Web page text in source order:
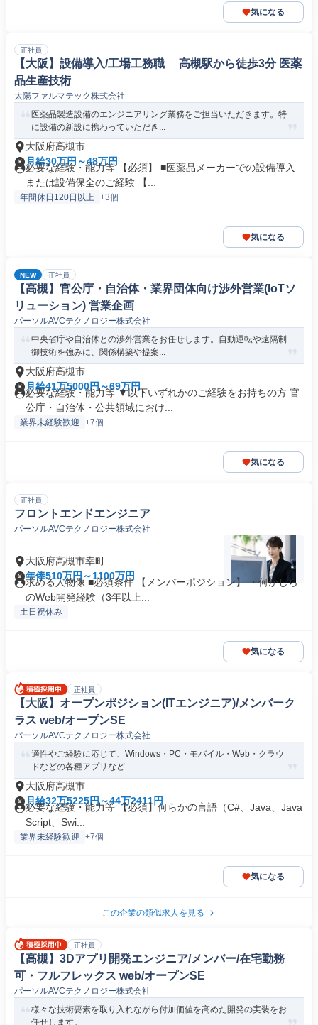
気になる
正社員
【大阪】設備導入/工場工務職 高槻駅から徒歩3分 医薬
品生産技術
太陽ファルマテック株式会社
医薬品製造設備のエンジニアリング業務をご担当いただきます。特
に設備の新設に携わっていただき...
大阪府高槻市
月給30万円～48万円
必要な経験・能力等 【必須】 ■医薬品メーカーでの設備導入
または設備保全のご経験 【...
年間休日120日以上 +3個
気になる
NEW 正社員
【高槻】官公庁・自治体・業界団体向け渉外営業(IoTソ
リューション) 営業企画
パーソルAVCテクノロジー株式会社
中央省庁や自治体との渉外営業をお任せします。自動運転や遠隔制
御技術を強みに、関係構築や提案...
大阪府高槻市
月給41万5000円～69万円
必要な経験・能力等 ▼以下いずれかのご経験をお持ちの方 官
公庁・自治体・公共領域におけ...
業界未経験歓迎 +7個
気になる
正社員
フロントエンドエンジニア
パーソルAVCテクノロジー株式会社
大阪府高槻市幸町
年俸510万円～1100万円
求める人物像 ■必須条件 【メンバーポジション】 ・何かしら
のWeb開発経験（3年以上...
土日祝休み
気になる
正社員
【大阪】オープンポジション(ITエンジニア)/メンバーク
ラス web/オープンSE
パーソルAVCテクノロジー株式会社
適性やご経験に応じて、Windows・PC・モバイル・Web・クラウ
ドなどの各種アプリなど...
大阪府高槻市
月給32万5225円～44万2411円
必要な経験・能力等 【必須】何らかの言語（C#、Java、Java
Script、Swi...
業界未経験歓迎 +7個
気になる
この企業の類似求人を見る
正社員
【高槻】3Dアプリ開発エンジニア/メンバー/在宅勤務
可・フルフレックス web/オープンSE
パーソルAVCテクノロジー株式会社
様々な技術要素を取り入れながら付加価値を高めた開発の実装をお
任せします。